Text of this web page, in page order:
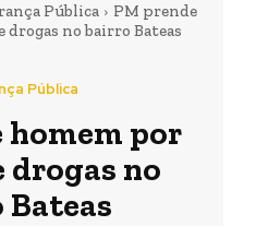
Pública
PM prende
no bairro Bateas
Pública
homem por
drogas no